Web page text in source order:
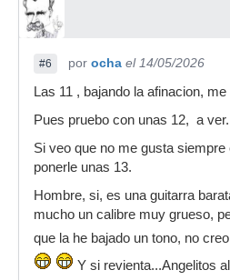
#6 por ocha el 14/05/2026
Las 11 , bajando la afinacion,
Pues pruebo con unas 12, a
Si veo que no me gusta
ponerle unas 13.
Hombre, si, es una guitarra
mucho un calibre muy grueso,
que la he bajado un tono, no
Y si revienta...Angelitos